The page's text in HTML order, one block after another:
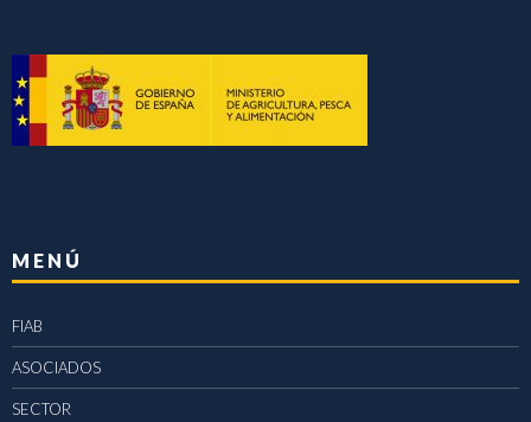
MENÚ
FIAB
ASOCIADOS
SECTOR